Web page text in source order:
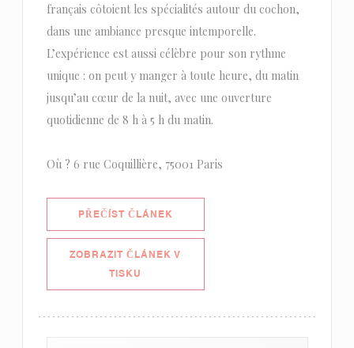
français côtoient les spécialités autour du cochon,
dans une ambiance presque intemporelle.
L’expérience est aussi célèbre pour son rythme
unique : on peut y manger à toute heure, du matin
jusqu’au cœur de la nuit, avec une ouverture
quotidienne de 8 h à 5 h du matin.
Où ? 6 rue Coquillière, 75001 Paris
PŘEČÍST ČLÁNEK
ZOBRAZIT ČLÁNEK V
TISKU